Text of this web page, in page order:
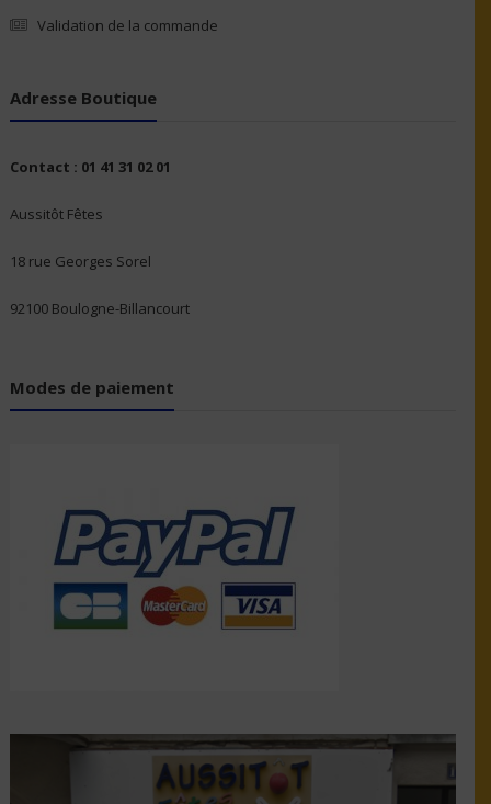
Validation de la commande
Adresse Boutique
Contact : 01 41 31 02 01
Aussitôt Fêtes
18 rue Georges Sorel
92100 Boulogne-Billancourt
Modes de paiement